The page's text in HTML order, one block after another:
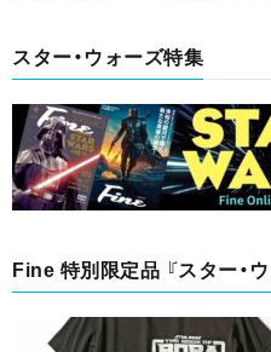
スター・ウォーズ特集
Fine 特別限定品 『スター・